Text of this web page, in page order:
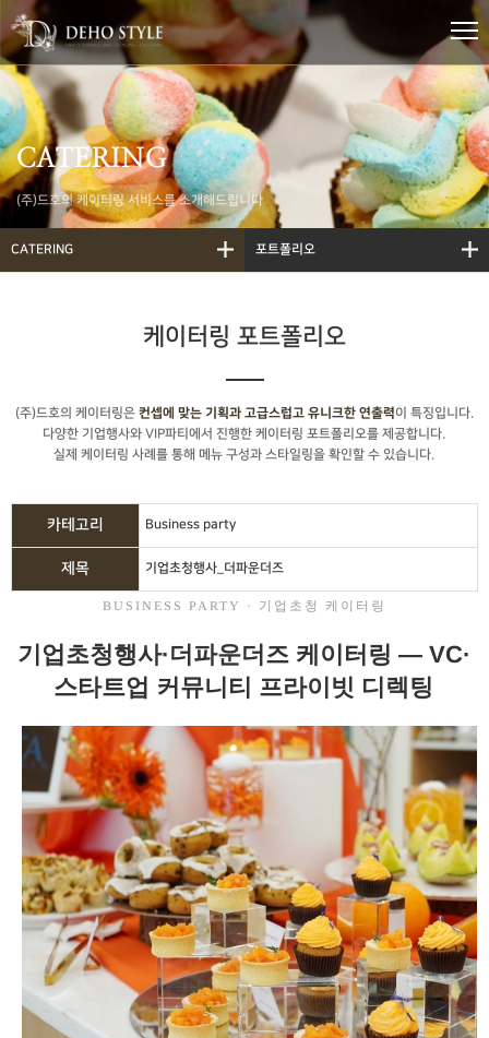
CATERING
(주)드호의 케이터링 서비스를 소개해드립니다
CATERING 포트폴리오
케이터링 포트폴리오
(주)드호의 케이터링은 컨셉에 맞는 기획과 고급스럽고 유니크한 연출력이 특징입니다.
다양한 기업행사와 VIP파티에서 진행한 케이터링 포트폴리오를 제공합니다.
실제 케이터링 사례를 통해 메뉴 구성과 스타일링을 확인할 수 있습니다.
카테고리 Business party
제목 기업초청행사_더파운더즈
BUSINESS PARTY · 기업초청 케이터링
기업초청행사·더파운더즈 케이터링 — VC·
스타트업 커뮤니티 프라이빗 디렉팅